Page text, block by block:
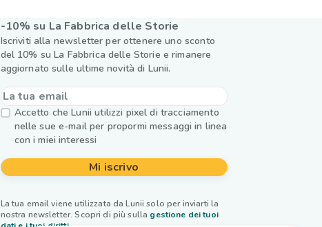
-10% su La Fabbrica delle Storie
Iscriviti alla newsletter per ottenere uno sconto
del 10% su La Fabbrica delle Storie e rimanere
aggiornato sulle ultime novità di Lunii.
Accetto che Lunii utilizzi pixel di tracciamento
nelle sue e-mail per propormi messaggi in linea
con i miei interessi
Mi iscrivo
La tua email viene utilizzata da Lunii solo per inviarti la
nostra newsletter. Scopri di più sulla gestione dei tuoi